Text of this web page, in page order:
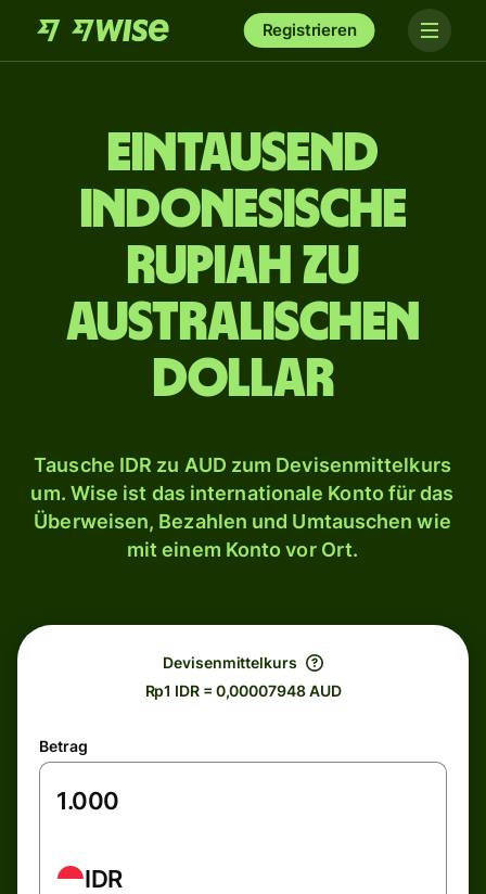
Registrieren
ein­tausend
indonesische
Rupiah zu
australischen
Dollar
Tausche IDR zu AUD zum Devisenmittelkurs
um. Wise ist das internationale Konto für das
Überweisen, Bezahlen und Umtauschen wie
mit einem Konto vor Ort.
Devisenmittelkurs
Rp1 IDR = 0,00007948 AUD
Betrag
IDR